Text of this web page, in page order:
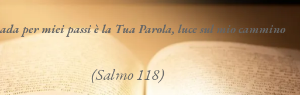
per miei passi è la Tua Parola, luce sul mio cammino
(Salmo 118)